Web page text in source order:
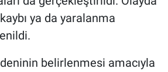
ya da yaralanma
belirlenmesi amacıyla